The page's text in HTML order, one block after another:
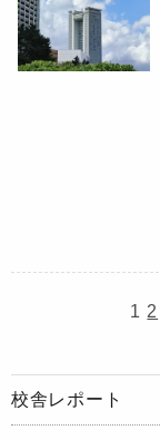
1 2
校舎レポート